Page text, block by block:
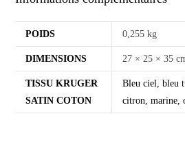
POIDS 0,255 kg
DIMENSIONS 27 × 25 × 35
TISSU KRUGER
SATIN COTON
Bleu ciel, bleu
citron, marine,